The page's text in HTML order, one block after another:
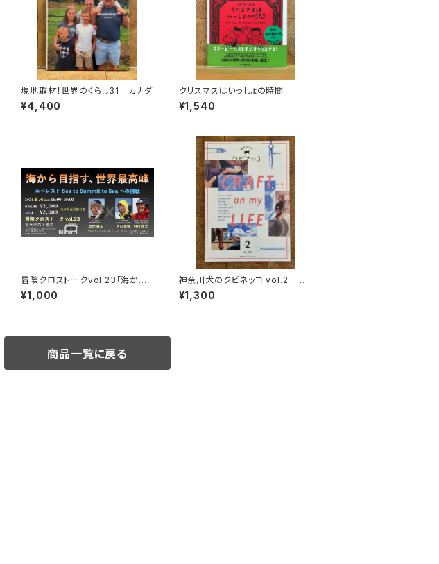
現地取材！世界のくらし31 カナダ
¥4,400
クリスマスはいっしょの時間
¥1,540
冒険クロストークvol.23「海から
目指す、世界最高峰」録画視聴権
¥1,000
神奈川犬のクビネッコ vol.2 特
集：CRAFT on my LIFE
¥1,300
商品一覧に戻る